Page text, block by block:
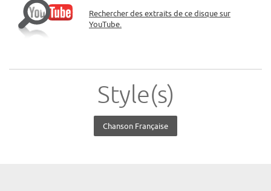
Rechercher des extraits de ce disque sur
YouTube.
Style(s)
Chanson Française